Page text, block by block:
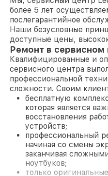
более 5 лет
послегарантийное
Наши безусловные
доступные цены,
Ремонт в сервисном
Квалифицированные и
сервисного центра
профессиональной
сложности. Своим
бесплатную
которая является
восстановления
устройств;
профессиональный
начиная со смены
заканчивая
ноутбуков;
только